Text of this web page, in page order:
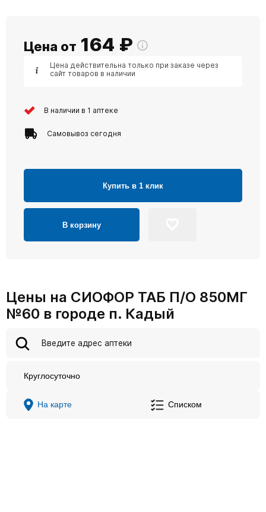
Цена от 164 ₽
Цена действительна только при заказе через
сайт товаров в наличии
В наличии в 1 аптеке
Самовывоз сегодня
Купить в 1 клик
В корзину
Цены на СИОФОР ТАБ П/О 850МГ
№60 в городе п. Кадый
Круглосуточно
На карте Списком